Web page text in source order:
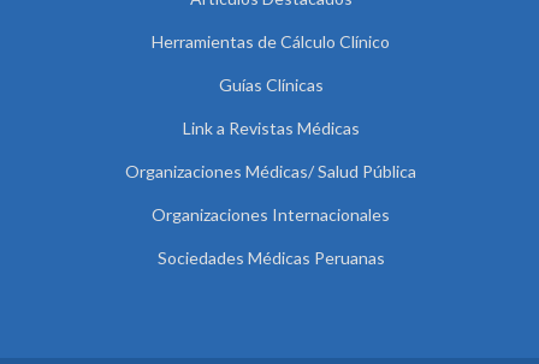
Herramientas de Cálculo Clínico
Guías Clínicas
Link a Revistas Médicas
Organizaciones Médicas/ Salud Pública
Organizaciones Internacionales
Sociedades Médicas Peruanas